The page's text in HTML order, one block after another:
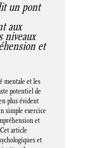
un pont
aux
niveaux
et
mentale et les
potentiel de
plus évident
simple exercice
et
article
et